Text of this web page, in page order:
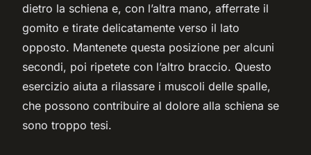
dietro la schiena e, con l’altra mano, afferrate il
gomito e tirate delicatamente verso il lato
opposto. Mantenete questa posizione per alcuni
secondi, poi ripetete con l’altro braccio. Questo
esercizio aiuta a rilassare i muscoli delle spalle,
che possono contribuire al dolore alla schiena se
sono troppo tesi.